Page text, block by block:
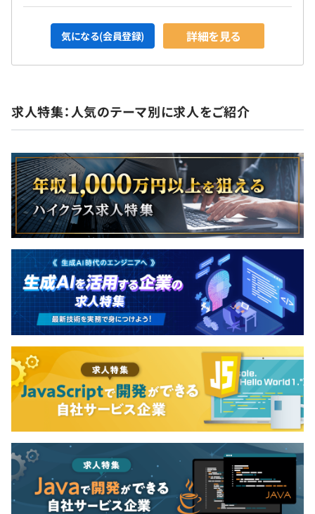
気になる(会員登録) 詳細を見る
求人特集：人気のテーマ別に求人をご紹介